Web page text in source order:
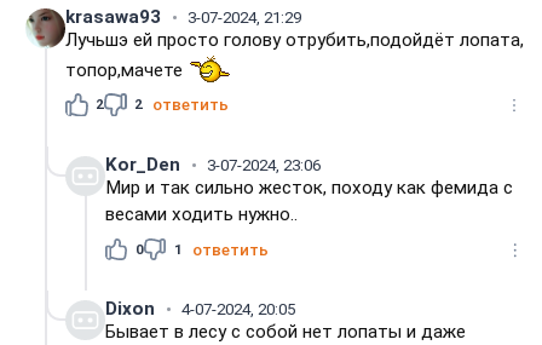
krasawa93 3-07-2024, 21:29
Лучьшэ ей просто голову отрубить,подойдёт лопата,
топор,мачете
2 2 ответить
Kor_Den 3-07-2024, 23:06
Мир и так сильно жесток, походу как фемида с
весами ходить нужно..
0 1 ответить
Dixon 4-07-2024, 20:05
Бывает в лесу с собой нет лопаты и даже